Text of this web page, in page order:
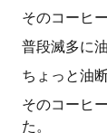
そのコーヒ
普段滅多に
ちょっと油
そのコーヒ
た。